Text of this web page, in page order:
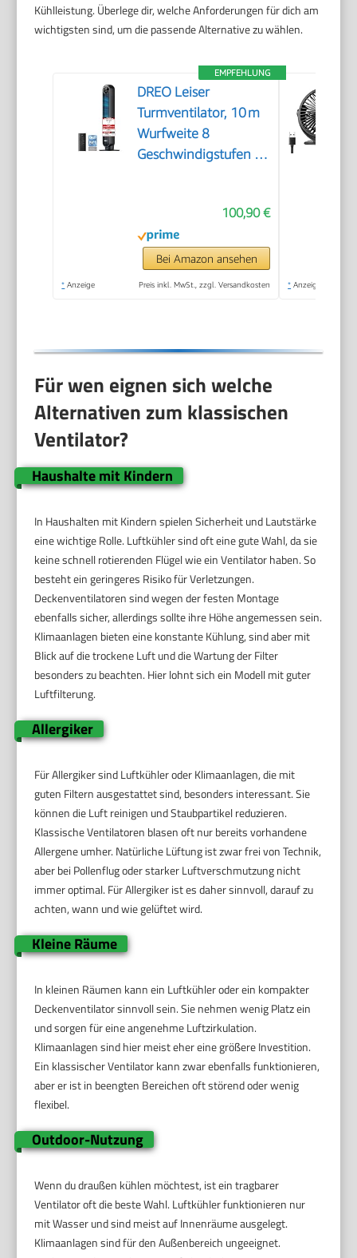
Kühlleistung. Überlege dir, welche Anforderungen für dich am
wichtigsten sind, um die passende Alternative zu wählen.
EMPFEHLUNG
DREO Leiser
Turmventilator, 10 m
Wurfweite 8
Geschwindigstufen 4
Kühlung
Fernbedienung für
Schlafzimmer,Turmventilator
100,90 €
Bei Amazon ansehen
* Anzeige Preis inkl. MwSt., zzgl. Versandkosten * Anzeige
Für wen eignen sich welche
Alternativen zum klassischen
Ventilator?
Haushalte mit Kindern
In Haushalten mit Kindern spielen Sicherheit und Lautstärke
eine wichtige Rolle. Luftkühler sind oft eine gute Wahl, da sie
keine schnell rotierenden Flügel wie ein Ventilator haben. So
besteht ein geringeres Risiko für Verletzungen.
Deckenventilatoren sind wegen der festen Montage
ebenfalls sicher, allerdings sollte ihre Höhe angemessen sein.
Klimaanlagen bieten eine konstante Kühlung, sind aber mit
Blick auf die trockene Luft und die Wartung der Filter
besonders zu beachten. Hier lohnt sich ein Modell mit guter
Luftfilterung.
Allergiker
Für Allergiker sind Luftkühler oder Klimaanlagen, die mit
guten Filtern ausgestattet sind, besonders interessant. Sie
können die Luft reinigen und Staubpartikel reduzieren.
Klassische Ventilatoren blasen oft nur bereits vorhandene
Allergene umher. Natürliche Lüftung ist zwar frei von Technik,
aber bei Pollenflug oder starker Luftverschmutzung nicht
immer optimal. Für Allergiker ist es daher sinnvoll, darauf zu
achten, wann und wie gelüftet wird.
Kleine Räume
In kleinen Räumen kann ein Luftkühler oder ein kompakter
Deckenventilator sinnvoll sein. Sie nehmen wenig Platz ein
und sorgen für eine angenehme Luftzirkulation.
Klimaanlagen sind hier meist eher eine größere Investition.
Ein klassischer Ventilator kann zwar ebenfalls funktionieren,
aber er ist in beengten Bereichen oft störend oder wenig
flexibel.
Outdoor-Nutzung
Wenn du draußen kühlen möchtest, ist ein tragbarer
Ventilator oft die beste Wahl. Luftkühler funktionieren nur
mit Wasser und sind meist auf Innenräume ausgelegt.
Klimaanlagen sind für den Außenbereich ungeeignet.